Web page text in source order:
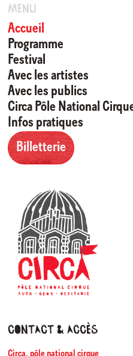
En validant votre inscription, vous
votre adresse email dans le but de
Menu
Accueil
Programme
Festival
Avec les artistes
Avec les publics
Circa Pôle National
Infos pratiques
Billetterie
Contact & accès